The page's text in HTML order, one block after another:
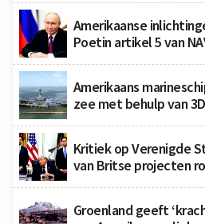
Amerikaanse
Poetin artikel 5 van
Amerikaans
zee met behulp van
Kritiek op Verenigde
van Britse projecten
Groenland geeft